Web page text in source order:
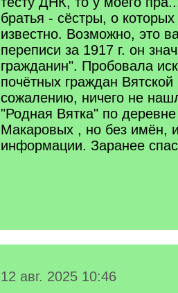
братья - сёстры, о которых
известно. Возможно, это
переписи за 1917 г. он
гражданин". Пробовала
почётных граждан Вятской
сожалению, ничего не
"Родная Вятка" по
Макаровых , но без имён,
информации. Заранее
12 авг. 2025 10:46